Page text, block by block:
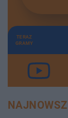
TERAZ
GRAMY